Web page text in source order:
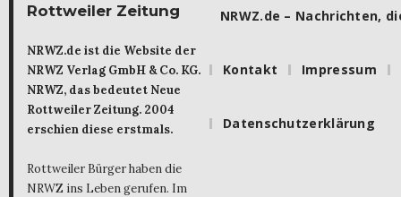
Rottweiler Zeitung
NRWZ.de ist die Website der
NRWZ Verlag GmbH & Co. KG.
NRWZ, das bedeutet Neue
Rottweiler Zeitung. 2004
erschien diese erstmals.
Rottweiler Bürger haben die
NRWZ ins Leben gerufen. Im
NRWZ.de – Nachrichten,
Kontakt Impressum
Datenschutzerklärung